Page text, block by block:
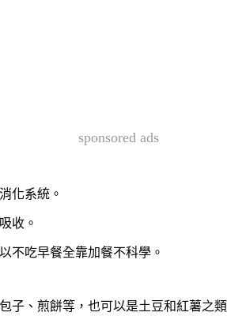
sponsored ads
化系統。
收。
不吃早餐全靠加餐不科學。
子、煎餅等，也可以是土豆和紅薯之類